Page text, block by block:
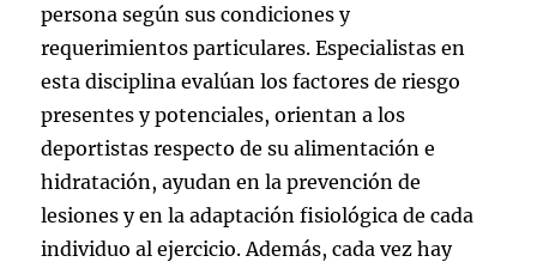
persona según sus condiciones y
requerimientos particulares. Especialistas en
esta disciplina evalúan los factores de riesgo
presentes y potenciales, orientan a los
deportistas respecto de su alimentación e
hidratación, ayudan en la prevención de
lesiones y en la adaptación fisiológica de cada
individuo al ejercicio. Además, cada vez hay